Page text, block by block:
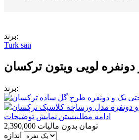
برند:
Turk san
برند:
ادامه مطلببستن نمایش توضیحات
2,390,000 تومان بدون مالیات
اندازه